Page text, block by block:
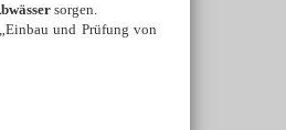
sorgen.
und Prüfung von